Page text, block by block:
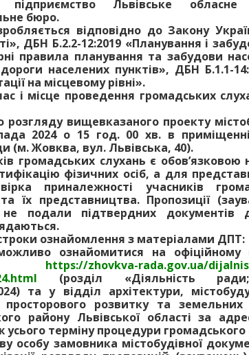
Львівське обласне
бюро.
відповідно до Закону
ДБН Б.2.2-12:2019 «Планування і
правила планування та забудови
населених пунктів», ДБН Б.1.1-
на місцевому рівні».
і місце проведення громадських
розгляду вищевказаного проекту
2024 о 15 год. 00 хв. в
(м. Жовква, вул. Львівська, 40).
громадських слухань є обов’язковою
фізичних осіб, а для
приналежності учасників
та їх представництва. Пропозиції
подали підтвердних документів
ознайомлення з матеріалами ДПТ:
ознайомитися на офіційному
https://zhovkva-rada.gov.ua/
(розділ «Діяльність
та у відділ архітектури,
розвитку та земельних
району Львівської області за
усього терміну процедури
особу замовника містобудівної